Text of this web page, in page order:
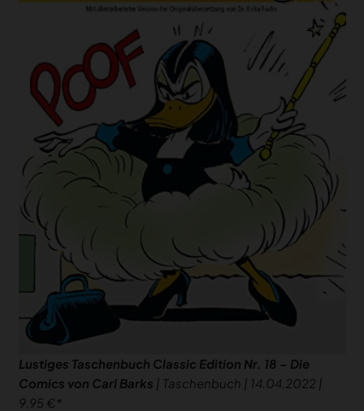
Lustiges Taschenbuch Classic Edition Nr. 18 – Die
Comics von Carl Barks | Taschenbuch | 14.04.2022 |
9,95 €